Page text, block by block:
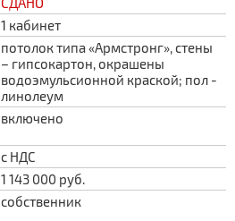
1 кабинет
потолок типа «Армстронг», стены
– гипсокартон, окрашены
водоэмульсионной краской; пол -
линолеум
включено
с НДС
1 143 000 руб.
собственник